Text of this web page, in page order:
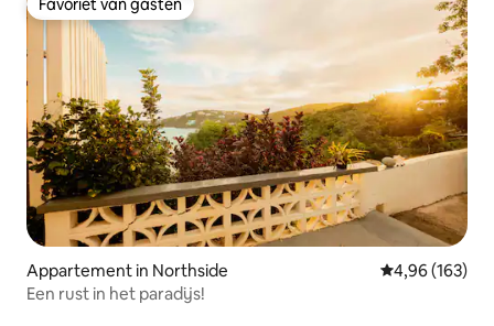
Favoriet van gasten
Favoriet van gasten
Appartement in Northside Gemiddelde
4,96 (163)
Een rust in het paradijs!